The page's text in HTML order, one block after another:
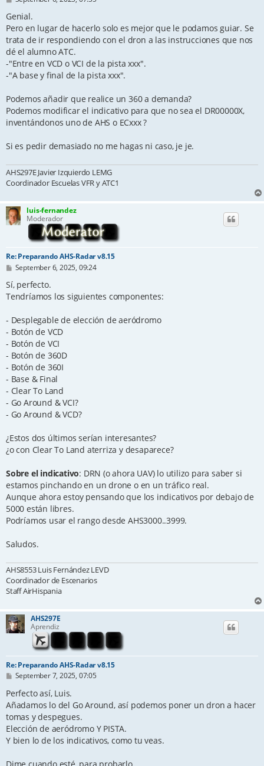
s
Genial.
Pero en lugar de hacerlo solo es mejor que le podamos guiar. Se
trata de ir respondiendo con el dron a las instrucciones que nos
dé el alumno ATC.
-"Entre en VCD o VCI de la pista xxx".
-"A base y final de la pista xxx".
Podemos añadir que realice un 360 a demanda?
Podemos modificar el indicativo para que no sea el DR00000X,
inventándonos uno de AHS o ECxxx ?
Si es pedir demasiado no me hagas ni caso, je je.
AHS297E Javier Izquierdo LEMG
Coordinador Escuelas VFR y ATC1
luis-fernandez
Moderador
Re: Preparando AHS-Radar v8.15
P
s
t
September 6, 2025, 09:24
Sí, perfecto.
Tendríamos los siguientes componentes:
- Desplegable de elección de aeródromo
- Botón de VCD
- Botón de VCI
- Botón de 360D
- Botón de 360I
- Base & Final
- Clear To Land
- Go Around & VCI?
- Go Around & VCD?
¿Estos dos últimos serían interesantes?
¿o con Clear To Land aterriza y desaparece?
Sobre el indicativo: DRN (o ahora UAV) lo utilizo para saber si
estamos pinchando en un drone o en un tráfico real.
Aunque ahora estoy pensando que los indicativos por debajo de
5000 están libres.
Podríamos usar el rango desde AHS3000..3999.
Saludos.
AHS8553 Luis Fernández LEVD
Coordinador de Escenarios
Staff AirHispania
AHS297E
Aprendiz
Re: Preparando AHS-Radar v8.15
P
s
t
September 7, 2025, 07:05
Perfecto así, Luis.
Añadamos lo del Go Around, así podemos poner un dron a hacer
tomas y despegues.
Elección de aeródromo Y PISTA.
Y bien lo de los indicativos, como tu veas.
Dime cuando esté, para probarlo.